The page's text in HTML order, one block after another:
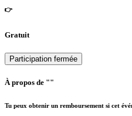
👉
Gratuit
Participation fermée
À propos de ""
Tu peux obtenir un remboursement si cet